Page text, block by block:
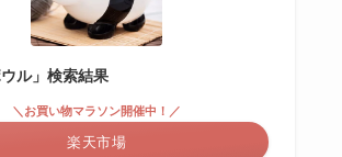
ウル」検索結果
＼お買い物マラソン開催中！／
楽天市場